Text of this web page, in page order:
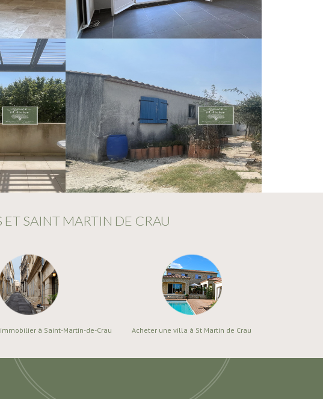
SAINT MARTIN DE CRAU
à Saint-Martin-de-Crau Acheter une villa à St Martin de Crau